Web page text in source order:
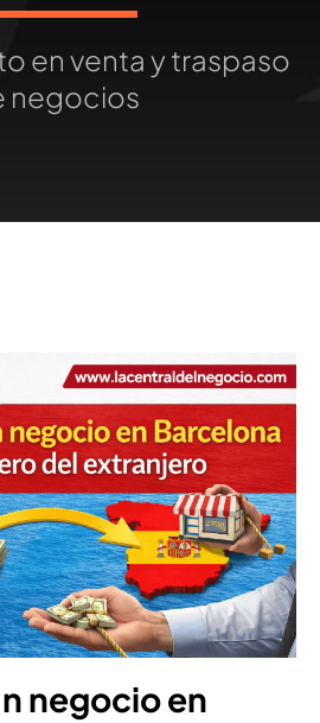
en venta y traspaso
negocios
negocio en